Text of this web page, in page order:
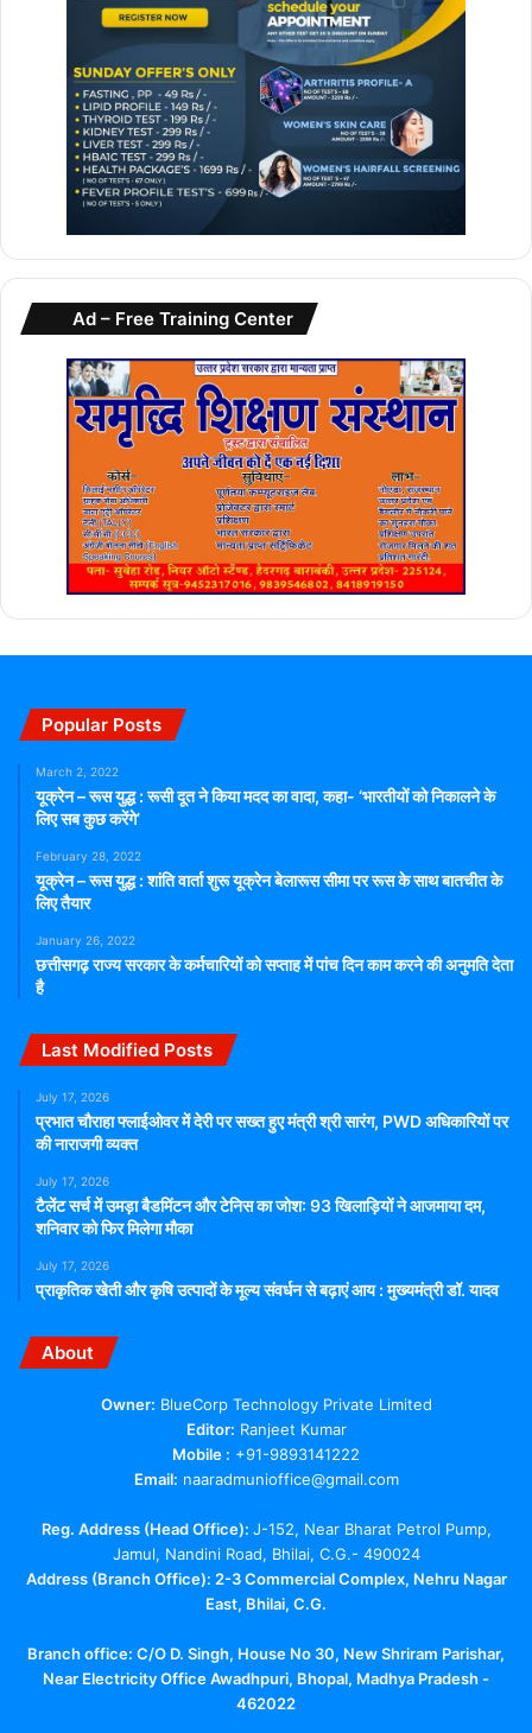
Ad – Free Training Center
Popular Posts
March 2, 2022
यूक्रेन – रूस युद्ध : रूसी दूत ने किया मदद का वादा, कहा- ‘भारतीयों को निकालने के
लिए सब कुछ करेंगे’
February 28, 2022
यूक्रेन – रूस युद्ध : शांति वार्ता शुरू यूक्रेन बेलारूस सीमा पर रूस के साथ बातचीत के
लिए तैयार
January 26, 2022
छत्तीसगढ़ राज्य सरकार के कर्मचारियों को सप्ताह में पांच दिन काम करने की अनुमति देता
है
Last Modified Posts
July 17, 2026
प्रभात चौराहा फ्लाईओवर में देरी पर सख्त हुए मंत्री श्री सारंग, PWD अधिकारियों पर
की नाराजगी व्यक्त
July 17, 2026
टैलेंट सर्च में उमड़ा बैडमिंटन और टेनिस का जोश: 93 खिलाड़ियों ने आजमाया दम,
शनिवार को फिर मिलेगा मौका
July 17, 2026
प्राकृतिक खेती और कृषि उत्पादों के मूल्य संवर्धन से बढ़ाएं आय : मुख्यमंत्री डॉ. यादव
About
Owner: BlueCorp Technology Private Limited
Editor: Ranjeet Kumar
Mobile : +91-9893141222
Email: naaradmunioffice@gmail.com
Reg. Address (Head Office): J-152, Near Bharat Petrol Pump,
Jamul, Nandini Road, Bhilai, C.G.- 490024
Address (Branch Office): 2-3 Commercial Complex, Nehru Nagar
East, Bhilai, C.G.
Branch office: C/O D. Singh, House No 30, New Shriram Parishar,
Near Electricity Office Awadhpuri, Bhopal, Madhya Pradesh -
462022